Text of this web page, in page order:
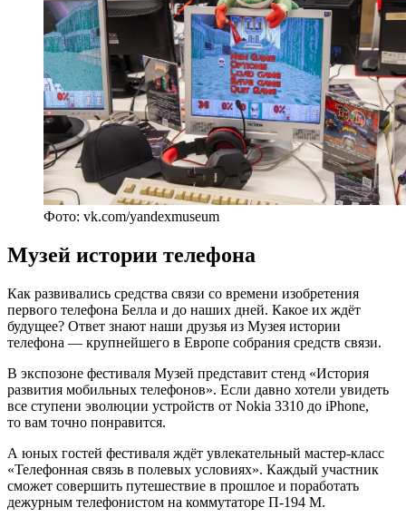
Фото: vk.com/yandexmuseum
Музей истории телефона
Как развивались средства связи со времени изобретения
первого телефона Белла и до наших дней. Какое их ждёт
будущее? Ответ знают наши друзья из Музея истории
телефона — крупнейшего в Европе собрания средств связи.
В экспозоне фестиваля Музей представит стенд «История
развития мобильных телефонов». Если давно хотели увидеть
все ступени эволюции устройств от Nokia 3310 до iPhone,
то вам точно понравится.
А юных гостей фестиваля ждёт увлекательный мастер-класс
«Телефонная связь в полевых условиях». Каждый участник
сможет совершить путешествие в прошлое и поработать
дежурным телефонистом на коммутаторе П-194 М.